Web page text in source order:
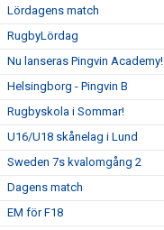
Lördagens match
RugbyLördag
Nu lanseras Pingvin Academy!
Helsingborg - Pingvin B
Rugbyskola i Sommar!
U16/U18 skånelag i Lund
Sweden 7s kvalomgång 2
Dagens match
EM för F18